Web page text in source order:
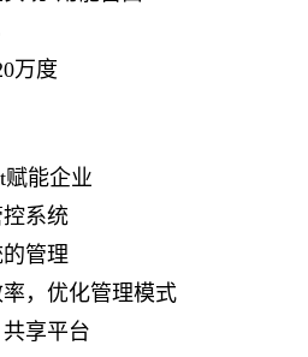
万度
赋能企业
系统
管理
，优化管理模式
享平台